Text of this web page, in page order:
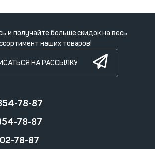
и получайте больше скидок на весь
наших товаров!
НА РАССЫЛКУ
78-87
78-87
78-87